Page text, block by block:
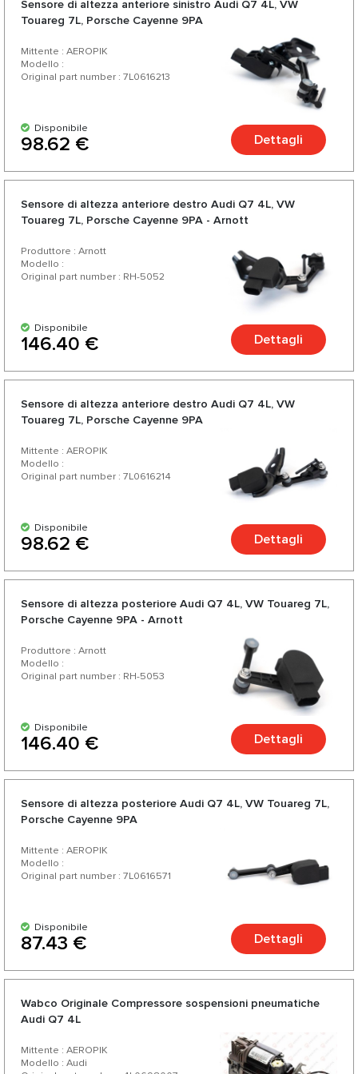
Sensore di altezza anteriore sinistro Audi Q7 4L, VW
Touareg 7L, Porsche Cayenne 9PA
Mittente : AEROPIK
Modello :
Original part number : 7L0616213
Disponibile
98.62 € Dettagli
Sensore di altezza anteriore destro Audi Q7 4L, VW
Touareg 7L, Porsche Cayenne 9PA - Arnott
Produttore : Arnott
Modello :
Original part number : RH-5052
Disponibile
146.40 € Dettagli
Sensore di altezza anteriore destro Audi Q7 4L, VW
Touareg 7L, Porsche Cayenne 9PA
Mittente : AEROPIK
Modello :
Original part number : 7L0616214
Disponibile
98.62 € Dettagli
Sensore di altezza posteriore Audi Q7 4L, VW Touareg 7L,
Porsche Cayenne 9PA - Arnott
Produttore : Arnott
Modello :
Original part number : RH-5053
Disponibile
146.40 € Dettagli
Sensore di altezza posteriore Audi Q7 4L, VW Touareg 7L,
Porsche Cayenne 9PA
Mittente : AEROPIK
Modello :
Original part number : 7L0616571
Disponibile
87.43 € Dettagli
Wabco Originale Compressore sospensioni pneumatiche
Audi Q7 4L
Mittente : AEROPIK
Modello : Audi